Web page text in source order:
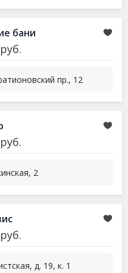
бани
руб.
пр., 12
руб.
2
руб.
д. 19, к. 1